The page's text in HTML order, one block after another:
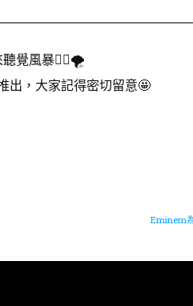
覺風暴👂🏻🌪
出，大家記得密切留意🤩
Eminem